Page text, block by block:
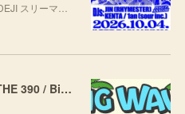
スリーマ…
[Animated Lyric Video] KEN THE 390 / Big Wave feat. ポチョムキン,KOPERU,Mii